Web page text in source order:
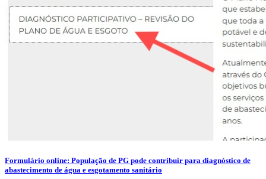
Formulário online: População de PG pode contribuir para diagnóstico de
abastecimento de água e esgotamento sanitário